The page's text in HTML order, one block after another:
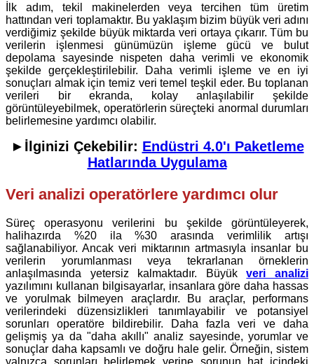
İlk adım, tekil makinelerden veya tercihen tüm üretim
hattından veri toplamaktır. Bu yaklaşım bizim büyük veri adını
verdiğimiz şekilde büyük miktarda veri ortaya çıkarır. Tüm bu
verilerin işlenmesi günümüzün işleme gücü ve bulut
depolama sayesinde nispeten daha verimli ve ekonomik
şekilde gerçekleştirilebilir. Daha verimli işleme ve en iyi
sonuçları almak için temiz veri temel teşkil eder. Bu toplanan
verileri bir ekranda, kolay anlaşılabilir şekilde
görüntüleyebilmek, operatörlerin süreçteki anormal durumları
belirlemesine yardımcı olabilir.
►İlginizi Çekebilir: Endüstri 4.0'ı Paketleme
Hatlarında Uygulama
Veri analizi operatörlere yardımcı olur
Süreç operasyonu verilerini bu şekilde görüntüleyerek,
halihazırda %20 ila %30 arasında verimlilik artışı
sağlanabiliyor. Ancak veri miktarının artmasıyla insanlar bu
verilerin yorumlanması veya tekrarlanan örneklerin
anlaşılmasında yetersiz kalmaktadır. Büyükveri analizi
yazılımını kullanan bilgisayarlar, insanlara göre daha hassas
ve yorulmak bilmeyen araçlardır. Bu araçlar, performans
verilerindeki düzensizlikleri tanımlayabilir ve potansiyel
sorunları operatöre bildirebilir. Daha fazla veri ve daha
gelişmiş ya da "daha akıllı" analiz sayesinde, yorumlar ve
sonuçlar daha kapsamlı ve doğru hale gelir. Örneğin, sistem